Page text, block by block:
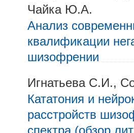
Чайка Ю.А.
Анализ
квалификации
шизофрении
Игнатьева С.И.,
Кататония и
расстройств
спектра (обзор